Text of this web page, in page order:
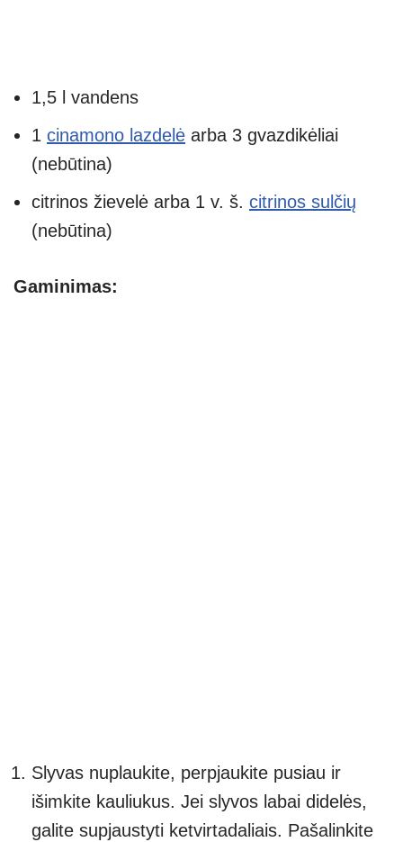
1,5 l vandens
1 cinamono lazdelė arba 3 gvazdikėliai
(nebūtina)
citrinos žievelė arba 1 v. š. citrinos sulčių
(nebūtina)
Gaminimas:
Slyvas nuplaukite, perpjaukite pusiau ir
išimkite kauliukus. Jei slyvos labai didelės,
galite supjaustyti ketvirtadaliais. Pašalinkite